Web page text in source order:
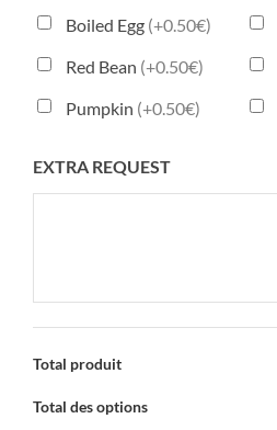
Boiled Egg (+0.50€)
Red Bean (+0.50€)
Pumpkin (+0.50€)
EXTRA REQUEST
Total produit
Total des options